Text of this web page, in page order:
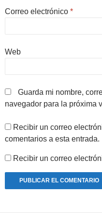
Correo electrónico *
Web
Guarda mi nombre,
navegador para la próxima
Recibir un correo
comentarios a esta entrada.
Recibir un correo